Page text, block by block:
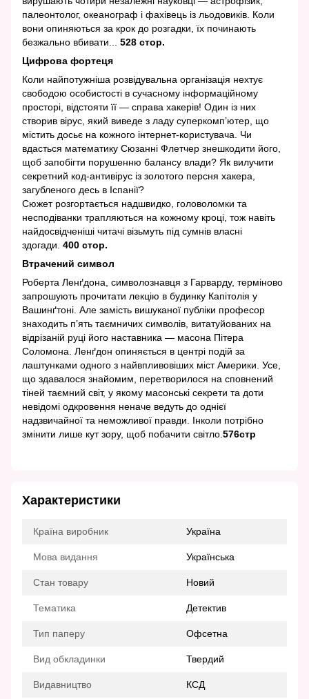
палеонтолог, океанограф і фахівець із льодовиків. Коли
вони опиняються за крок до розгадки, їх починають
безжально вбивати... 528 стор.
Цифрова фортеця
Коли найпотужніша розвідувальна організація нехтує
свободою особистості в сучасному інформаційному
просторі, відстояти її — справа хакерів! Один із них
створив вірус, який виведе з ладу суперкомп’ютер, що
містить досьє на кожного інтернет-користувача. Чи
вдасться математику Сюзанні Флетчер знешкодити його,
щоб запобігти порушенню балансу влади? Як вилучити
секретний код-антивірус із золотого персня хакера,
загубленого десь в Іспанії?
Сюжет розгортається надшвидко, головоломки та
несподіванки трапляються на кожному кроці, тож навіть
найдосвідченіші читачі візьмуть під сумнів власні
здогади. 400 стор.
Втрачений символ
Роберта Ленґдона, символознавця з Гарварду, терміново
запрошують прочитати лекцію в будинку Капітолія у
Вашинґтоні. Але замість вишуканої публіки професор
знаходить п’ять таємничих символів, витатуйованих на
відрізаній руці його наставника — масона Пітера
Соломона. Ленґдон опиняється в центрі подій за
лаштунками одного з найвпливовіших міст Америки. Усе,
що здавалося знайомим, перетворилося на сповнений
тіней таємний світ, у якому масонські секрети та доти
невідомі одкровення неначе ведуть до однієї
надзвичайної та неможливої правди. Інколи потрібно
змінити лише кут зору, щоб побачити світло. 576стр
Характеристики
Країна виробник Україна
Мова видання Українська
Стан товару Новий
Тематика Детектив
Тип паперу Офсетна
Вид обкладинки Твердий
Видавництво КСД